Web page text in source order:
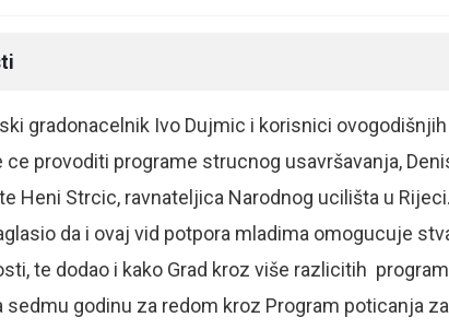
gradonacelnik Ivo Dujmic i korisnici
provoditi programe strucnog usavršavanja,
Heni Strcic, ravnateljica Narodnog ucilišta u
da i ovaj vid potpora mladima omogucuje
te dodao i kako Grad kroz više razlicitih
sedmu godinu za redom kroz Program poticanja